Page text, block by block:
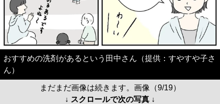
おすすめの洗剤があるという田中さん（提供：すやすや子さ
ん）
まだまだ画像は続きます。画像（9/19）
↓ スクロールで次の写真 ↓